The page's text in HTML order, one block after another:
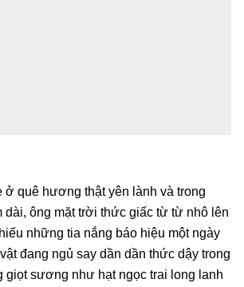
ở quê hương thật yên lành và trong
dài, ông mặt trời thức giấc từ từ nhô lên
những tia nắng báo hiệu một ngày
đang ngủ say dần dần thức dậy trong
giọt sương như hạt ngọc trai long lanh